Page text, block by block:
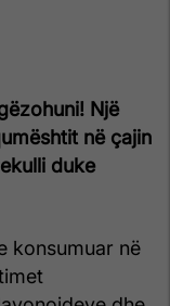
Një
në çajin
duke
konsumuar në